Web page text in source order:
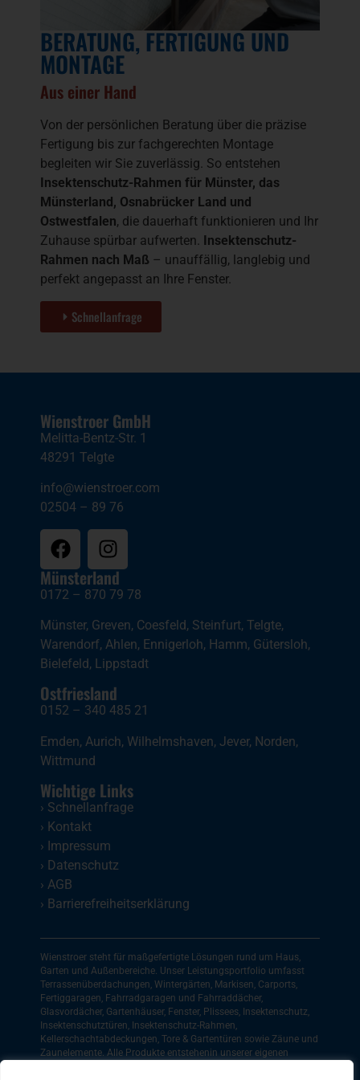
BERATUNG, FERTIGUNG UND
MONTAGE
Aus einer Hand
Von der persönlichen Beratung über die präzise
Fertigung bis zur fachgerechten Montage
begleiten wir Sie zuverlässig. So entstehen
Insektenschutz-Rahmen für Münster, das
Münsterland, Osnabrücker Land und
Ostwestfalen, die dauerhaft funktionieren und Ihr
Zuhause spürbar aufwerten. Insektenschutz-
Rahmen nach Maß – unauffällig, langlebig und
perfekt angepasst an Ihre Fenster.
Schnellanfrage
Wienstroer GmbH
Melitta-Bentz-Str. 1
48291 Telgte
info@wienstroer.com
02504 – 89 76
Münsterland
0172 – 870 79 78
Münster, Greven, Coesfeld, Steinfurt, Telgte,
Warendorf, Ahlen, Ennigerloh, Hamm, Gütersloh,
Bielefeld, Lippstadt
Ostfriesland
0152 – 340 485 21
Emden, Aurich, Wilhelmshaven, Jever, Norden,
Wittmund
Wichtige Links
› Schnellanfrage
› Kontakt
› Impressum
› Datenschutz
› AGB
› Barrierefreiheitserklärung
Wienstroer steht für maßgefertigte Lösungen rund um Haus,
Garten und Außenbereiche. Unser Leistungsportfolio umfasst
Terrassenüberdachungen, Wintergärten, Markisen, Carports,
Fertiggaragen, Fahrradgaragen und Fahrraddächer,
Glasvordächer, Gartenhäuser, Fenster, Plissees, Insektenschutz,
Insektenschutztüren, Insektenschutz-Rahmen,
Kellerschachtabdeckungen, Tore & Gartentüren sowie Zäune und
Zaunelemente. Alle Produkte entstehenin unserer eigenen